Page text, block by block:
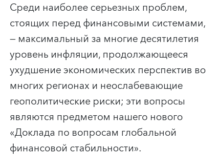
Среди наиболее серьезных проблем,
стоящих перед финансовыми системами,
— максимальный за многие десятилетия
уровень инфляции, продолжающееся
ухудшение экономических перспектив во
многих регионах и неослабевающие
геополитические риски; эти вопросы
являются предметом нашего нового
«Доклада по вопросам глобальной
финансовой стабильности».